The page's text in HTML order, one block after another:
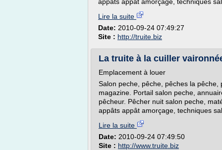
Lire la suite
Date: 2010-09-24 07:49:27
Site : http://truite.biz
La truite à la cuiller
Emplacement à louer
Salon peche, pêche, pêches la
magazine. Portail salon peche,
pêcheur. Pêcher nuit salon peche,
appâts appât amorçage, techniques
Lire la suite
Date: 2010-09-24 07:49:50
Site : http://www.truite.biz